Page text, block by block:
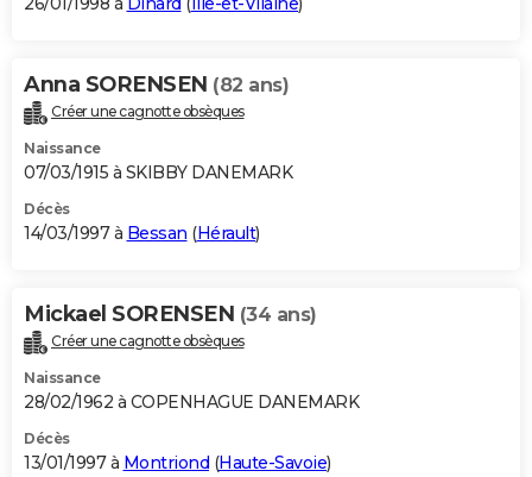
Anna SORENSEN (82 ans)
Créer une cagnotte obsèques
Naissance
07/03/1915 à SKIBBY DANEMARK
Décès
14/03/1997 à Bessan (Hérault)
Mickael SORENSEN (34 ans)
Créer une cagnotte obsèques
Naissance
28/02/1962 à COPENHAGUE DANEMARK
Décès
13/01/1997 à Montriond (Haute-Savoie)